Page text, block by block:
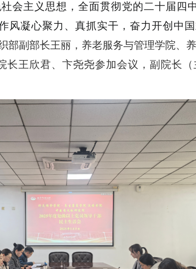
社会主义思想，全面贯彻党的二十届四
凝心聚力、真抓实干，奋力开创中国
部副部长王丽，养老服务与管理学院、
长王欣君、卞尧尧参加会议，副院长（